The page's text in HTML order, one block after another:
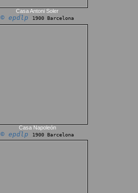
Casa Antoni Soler
© epdlp 1900 Barcelona
Casa Napoleón
© epdlp 1900 Barcelona